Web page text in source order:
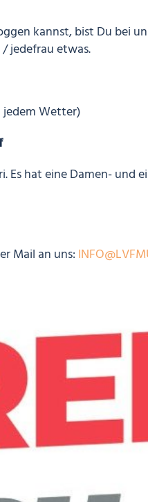
kannst, bist Du bei
jedefrau etwas.
jedem Wetter)
Es hat eine Damen- und
Mail an uns: